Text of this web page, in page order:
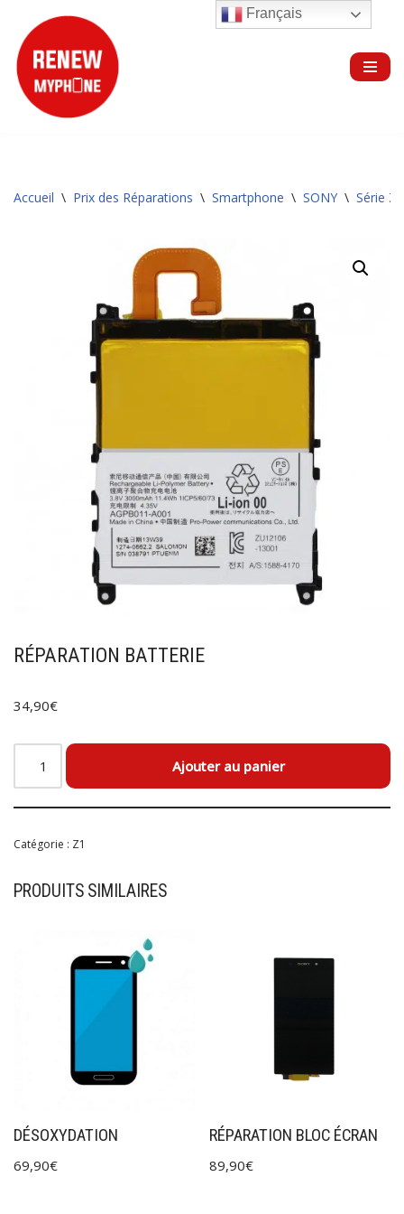
Aller
au
contenu
Accueil \ Prix des Réparations \ Smartphone \ SONY \ Série Z
RÉPARATION BATTERIE
34,90€
Ajouter au panier
Catégorie : Z1
PRODUITS SIMILAIRES
DÉSOXYDATION
69,90€
RÉPARATION BLOC ÉCRAN
89,90€
Français